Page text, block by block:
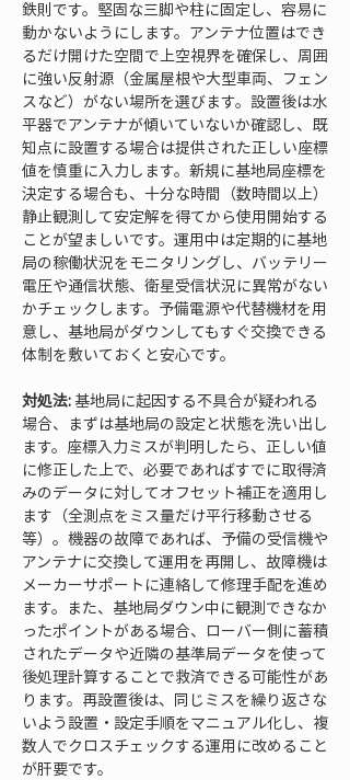
鉄則です。堅固な三脚や柱に固定し、容易に
動かないようにします。アンテナ位置はでき
るだけ開けた空間で上空視界を確保し、周囲
に強い反射源（金属屋根や大型車両、フェン
スなど）がない場所を選びます。設置後は水
平器でアンテナが傾いていないか確認し、既
知点に設置する場合は提供された正しい座標
値を慎重に入力します。新規に基地局座標を
決定する場合も、十分な時間（数時間以上）
静止観測して安定解を得てから使用開始する
ことが望ましいです。運用中は定期的に基地
局の稼働状況をモニタリングし、バッテリー
電圧や通信状態、衛星受信状況に異常がない
かチェックします。予備電源や代替機材を用
意し、基地局がダウンしてもすぐ交換できる
体制を敷いておくと安心です。
対処法: 基地局に起因する不具合が疑われる
場合、まずは基地局の設定と状態を洗い出し
ます。座標入力ミスが判明したら、正しい値
に修正した上で、必要であればすでに取得済
みのデータに対してオフセット補正を適用し
ます（全測点をミス量だけ平行移動させる
等）。機器の故障であれば、予備の受信機や
アンテナに交換して運用を再開し、故障機は
メーカーサポートに連絡して修理手配を進め
ます。また、基地局ダウン中に観測できなか
ったポイントがある場合、ローバー側に蓄積
されたデータや近隣の基準局データを使って
後処理計算することで救済できる可能性があ
ります。再設置後は、同じミスを繰り返さな
いよう設置・設定手順をマニュアル化し、複
数人でクロスチェックする運用に改めること
が肝要です。